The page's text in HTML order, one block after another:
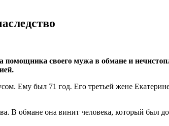
помощника своего мужа в обмане и
Ему был 71 год. Его третьей жене
В обмане она винит человека, который был